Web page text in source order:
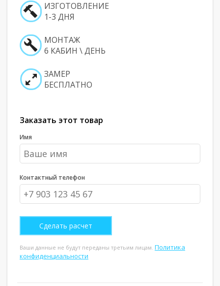
ИЗГОТОВЛЕНИЕ
1-3 ДНЯ
МОНТАЖ
6 КАБИН \ ДЕНЬ
ЗАМЕР
БЕСПЛАТНО
Заказать этот товар
Имя
Контактный телефон
Ваши данные не будут переданы третьим лицам. Политика
конфиденциальности